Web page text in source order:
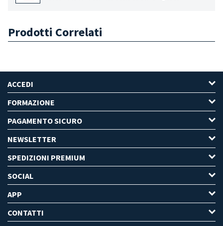
Prodotti Correlati
ACCEDI
FORMAZIONE
PAGAMENTO SICURO
NEWSLETTER
SPEDIZIONI PREMIUM
SOCIAL
APP
CONTATTI